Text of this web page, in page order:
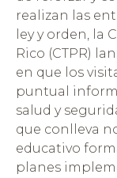
realizan las
ley y orden, la
Rico (CTPR)
en que los
puntual
salud y
que conlleva
educativo
planes